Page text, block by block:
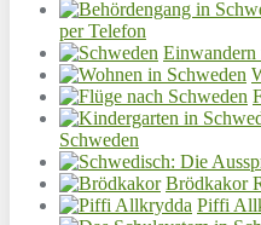
per Telefon
Einwandern
Schweden
Brödkakor
Piffi